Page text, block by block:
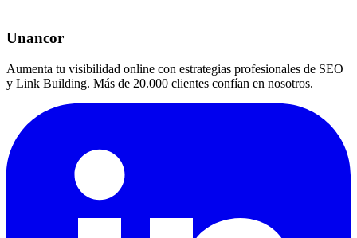
Unancor
Aumenta tu visibilidad online con estrategias profesionales de SEO
y Link Building. Más de 20.000 clientes confían en nosotros.